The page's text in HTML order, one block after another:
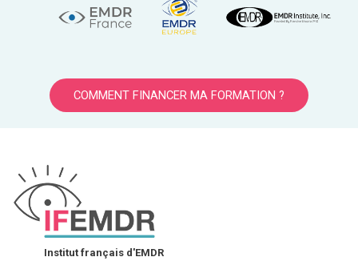
COMMENT FINANCER MA FORMATION ?
Institut français d'EMDR